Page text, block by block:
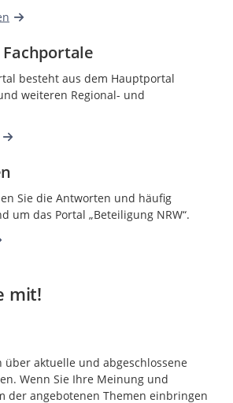
besteht aus dem Hauptportal
weiteren Regional- und
Sie die Antworten und häufig
um das Portal „Beteiligung NRW“.
mit!
über aktuelle und abgeschlossene
Wenn Sie Ihre Meinung und
der angebotenen Themen einbringen